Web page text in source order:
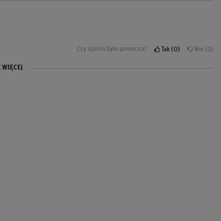
Czy opinia była pomocna? Tak 0 Nie 0